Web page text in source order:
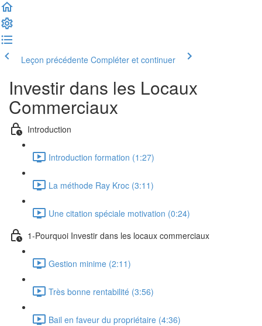
Leçon précédente Compléter et continuer
Investir dans les Locaux
Commerciaux
Introduction
Introduction formation (1:27)
La méthode Ray Kroc (3:11)
Une citation spéciale motivation (0:24)
1-Pourquoi Investir dans les locaux commerciaux
Gestion minime (2:11)
Très bonne rentabilité (3:56)
Bail en faveur du propriétaire (4:36)